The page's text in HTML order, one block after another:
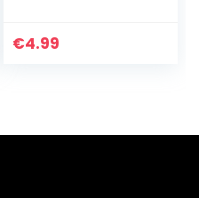
Graden Draaien
€4.99